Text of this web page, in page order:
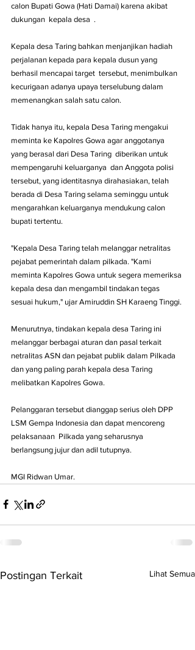
calon Bupati Gowa (Hati Damai) karena akibat
dukungan  kepala desa  .
Kepala desa Taring bahkan menjanjikan hadiah
perjalanan kepada para kepala dusun yang
berhasil mencapai target  tersebut, menimbulkan
kecurigaan adanya upaya terselubung dalam
memenangkan salah satu calon.
Tidak hanya itu, kepala Desa Taring mengakui
meminta ke Kapolres Gowa agar anggotanya
yang berasal dari Desa Taring  diberikan untuk
mempengaruhi keluarganya  dan Anggota polisi
tersebut, yang identitasnya dirahasiakan, telah
berada di Desa Taring selama seminggu untuk
mengarahkan keluarganya mendukung calon
bupati tertentu.
"Kepala Desa Taring telah melanggar netralitas
pejabat pemerintah dalam pilkada. "Kami
meminta Kapolres Gowa untuk segera memeriksa
kepala desa dan mengambil tindakan tegas
sesuai hukum," ujar Amiruddin SH Karaeng Tinggi.
Menurutnya, tindakan kepala desa Taring ini
melanggar berbagai aturan dan pasal terkait
netralitas ASN dan pejabat publik dalam Pilkada
dan yang paling parah kepala desa Taring
melibatkan Kapolres Gowa.
Pelanggaran tersebut dianggap serius oleh DPP
LSM Gempa Indonesia dan dapat mencoreng
pelaksanaan  Pilkada yang seharusnya
berlangsung jujur dan adil tutupnya.
MGI Ridwan Umar.
Postingan Terkait Lihat Semua